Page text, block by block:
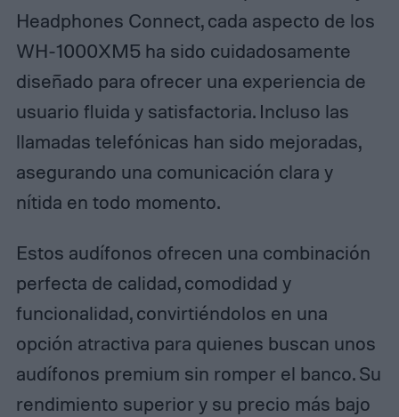
Headphones Connect, cada aspecto de los
WH-1000XM5 ha sido cuidadosamente
diseñado para ofrecer una experiencia de
usuario fluida y satisfactoria. Incluso las
llamadas telefónicas han sido mejoradas,
asegurando una comunicación clara y
nítida en todo momento.
Estos audífonos ofrecen una combinación
perfecta de calidad, comodidad y
funcionalidad, convirtiéndolos en una
opción atractiva para quienes buscan unos
audífonos premium sin romper el banco. Su
rendimiento superior y su precio más bajo